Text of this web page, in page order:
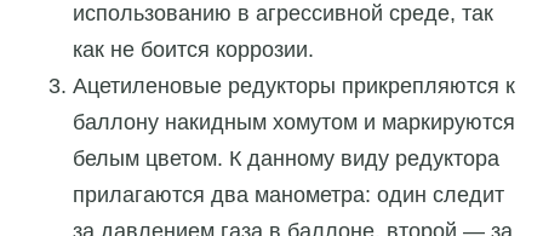
использованию в агрессивной среде, так
как не боится коррозии.
Ацетиленовые редукторы прикрепляются к
баллону накидным хомутом и маркируются
белым цветом. К данному виду редуктора
прилагаются два манометра: один следит